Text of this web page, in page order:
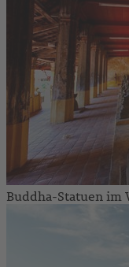
Buddha-Statuen im